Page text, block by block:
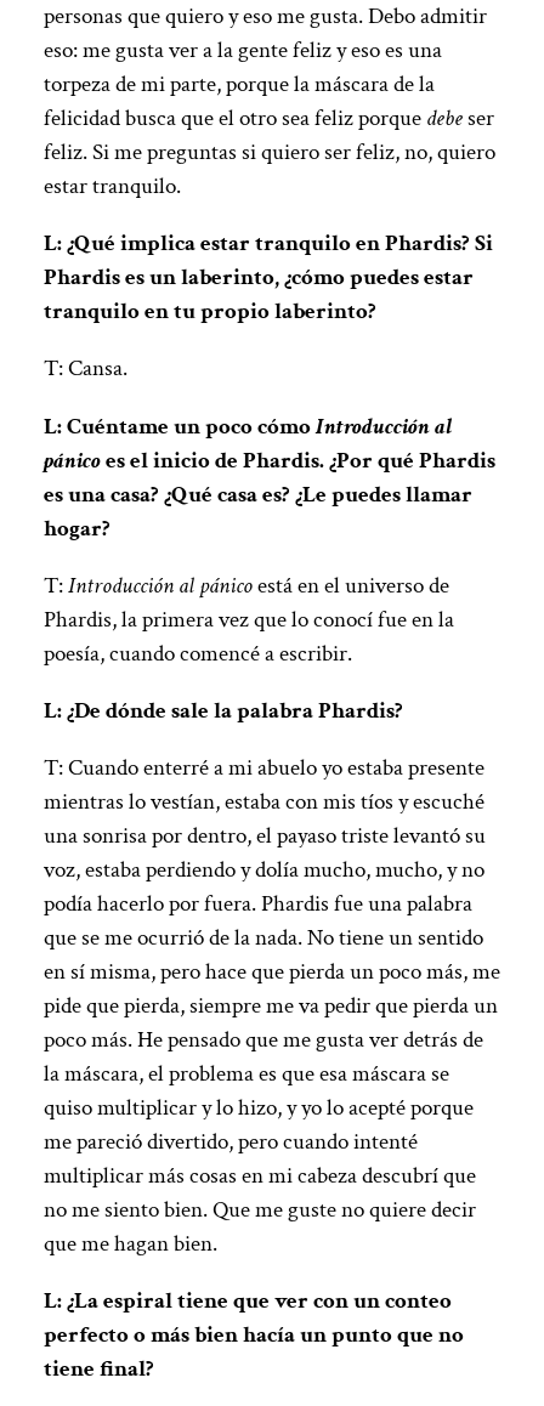
personas que quiero y eso me gusta. Debo admitir
eso: me gusta ver a la gente feliz y eso es una
torpeza de mi parte, porque la máscara de la
felicidad busca que el otro sea feliz porque debeser
feliz. Si me preguntas si quiero ser feliz, no, quiero
estar tranquilo.
L: ¿Qué implica estar tranquilo en Phardis? Si
Phardis es un laberinto, ¿cómo puedes estar
tranquilo en tu propio laberinto?
T: Cansa.
L: Cuéntame un poco cómoIntroducción al
pánicoes el inicio de Phardis. ¿Por qué Phardis
es una casa? ¿Qué casa es? ¿Le puedes llamar
hogar?
T:Introducción al pánicoestá en el universo de
Phardis, la primera vez que lo conocí fue en la
poesía, cuando comencé a escribir.
L: ¿De dónde sale la palabra Phardis?
T: Cuando enterré a mi abuelo yo estaba presente
mientras lo vestían, estaba con mis tíos y escuché
una sonrisa por dentro, el payaso triste levantó su
voz, estaba perdiendo y dolía mucho, mucho, y no
podía hacerlo por fuera. Phardis fue una palabra
que se me ocurrió de la nada. No tiene un sentido
en sí misma, pero hace que pierda un poco más, me
pide que pierda, siempre me va pedir que pierda un
poco más. He pensado que me gusta ver detrás de
la máscara, el problema es que esa máscara se
quiso multiplicar y lo hizo, y yo lo acepté porque
me pareció divertido, pero cuando intenté
multiplicar más cosas en mi cabeza descubrí que
no me siento bien. Que me guste no quiere decir
que me hagan bien.
L: ¿La espiral tiene que ver con un conteo
perfecto o más bien hacía un punto que no
tiene final?